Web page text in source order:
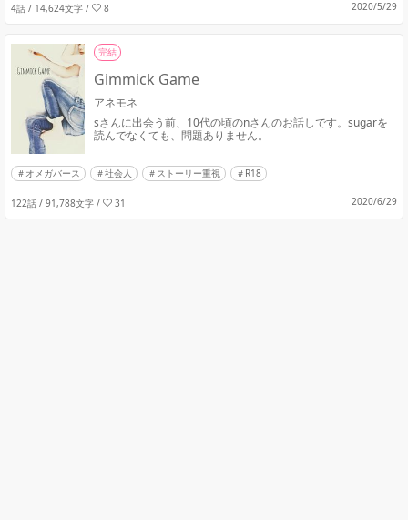
4話 / 14,624文字 / 8 2020/5/29
完結
Gimmick Game
アネモネ
sさんに出会う前、10代の頃のnさんのお話しです。sugarを
読んでなくても、問題ありません。
オメガバース 社会人 ストーリー重視 R18
122話 / 91,788文字 / 31 2020/6/29